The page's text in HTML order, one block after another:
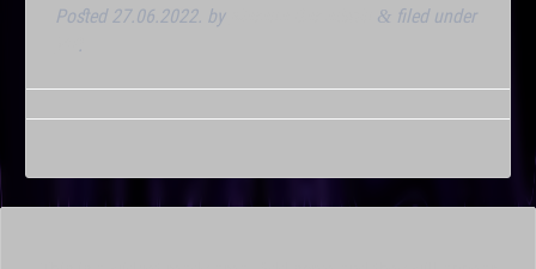
Posted 27.06.2022. by & filed under
.